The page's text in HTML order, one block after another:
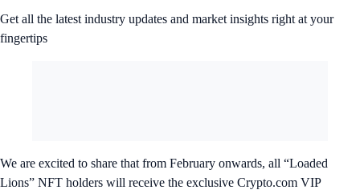
Get all the latest industry updates and market insights right at your
fingertips
We are excited to share that from February onwards, all “Loaded
Lions” NFT holders will receive the exclusive Crypto.com VIP